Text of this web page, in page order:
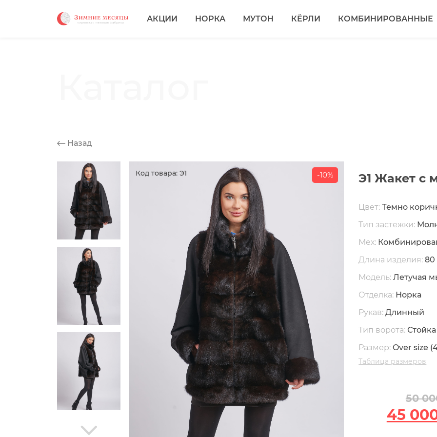
АКЦИИ НОРКА МУТОН КЁРЛИ КОМБИНИРОВАННЫЕ
Назад
Код товара: Э1 -10% Э1 Жакет с
Цвет:Темно
Тип застежки:
Мех:
Длина изделия:80
Модель:Летучая
Отделка: Норка
Рукав:Длинный
Тип ворота: Стойка
Размер:Over size
Таблица размеров
50
45